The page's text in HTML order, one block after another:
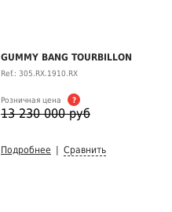
GUMMY BANG TOURBILLON
Ref.: 305.RX.1910.RX
Розничная цена ?
13 230 000 руб
Подробнее Сравнить